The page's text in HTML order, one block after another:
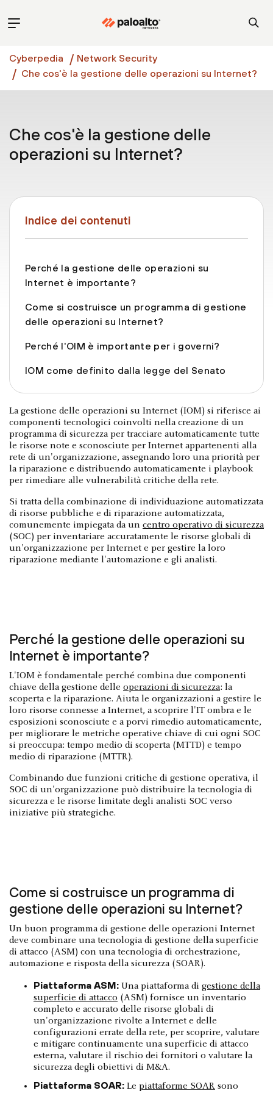
Cyberpedia
Network Security
Che cos'è la gestione delle operazioni su Internet?
Che cos'è la gestione delle
operazioni su Internet?
Indice dei contenuti
Perché la gestione delle operazioni su
Internet è importante?
Come si costruisce un programma di gestione
delle operazioni su Internet?
Perché l'OIM è importante per i governi?
IOM come definito dalla legge del Senato
La gestione delle operazioni su Internet (IOM) si riferisce ai
componenti tecnologici coinvolti nella creazione di un
programma di sicurezza per tracciare automaticamente tutte
le risorse note e sconosciute per Internet appartenenti alla
rete di un'organizzazione, assegnando loro una priorità per
la riparazione e distribuendo automaticamente i playbook
per rimediare alle vulnerabilità critiche della rete.
Si tratta della combinazione di individuazione automatizzata
di risorse pubbliche e di riparazione automatizzata,
comunemente impiegata da un centro operativo di sicurezza
(SOC) per inventariare accuratamente le risorse globali di
un'organizzazione per Internet e per gestire la loro
riparazione mediante l'automazione e gli analisti.
Perché la gestione delle operazioni su
Internet è importante?
L'IOM è fondamentale perché combina due componenti
chiave della gestione delle operazioni di sicurezza: la
scoperta e la riparazione. Aiuta le organizzazioni a gestire le
loro risorse connesse a Internet, a scoprire l'IT ombra e le
esposizioni sconosciute e a porvi rimedio automaticamente,
per migliorare le metriche operative chiave di cui ogni SOC
si preoccupa: tempo medio di scoperta (MTTD) e tempo
medio di riparazione (MTTR).
Combinando due funzioni critiche di gestione operativa, il
SOC di un'organizzazione può distribuire la tecnologia di
sicurezza e le risorse limitate degli analisti SOC verso
iniziative più strategiche.
Come si costruisce un programma di
gestione delle operazioni su Internet?
Un buon programma di gestione delle operazioni Internet
deve combinare una tecnologia di gestione della superficie
di attacco (ASM) con una tecnologia di orchestrazione,
automazione e risposta della sicurezza (SOAR).
Piattaforma ASM: Una piattaforma di gestione della
superficie di attacco (ASM) fornisce un inventario
completo e accurato delle risorse globali di
un'organizzazione rivolte a Internet e delle
configurazioni errate della rete, per scoprire, valutare
e mitigare continuamente una superficie di attacco
esterna, valutare il rischio dei fornitori o valutare la
sicurezza degli obiettivi di M&A.
Piattaforma SOAR: Le piattaforme SOAR sono